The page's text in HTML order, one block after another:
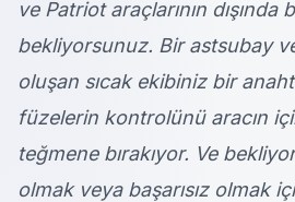
ve Patriot araçlarının dışında
bekliyorsunuz. Bir astsubay
oluşan sıcak ekibiniz bir
füzelerin kontrolünü aracın
teğmene bırakıyor. Ve
olmak veya başarısız olmak